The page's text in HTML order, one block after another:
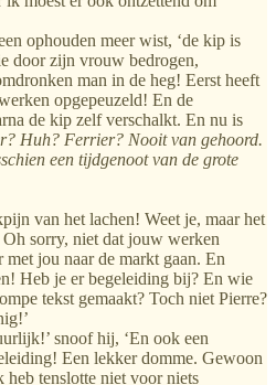
ophouden meer wist, ‘de kip is
door zijn vrouw bedrogen,
man in de heg! Eerst heeft
opgepeuzeld! En de
de kip zelf verschalkt. En nu is
Huh? Ferrier? Nooit van gehoord.
een tijdgenoot van de grote
van het lachen! Weet je, maar het
sorry, niet dat jouw werken
jou naar de markt gaan. En
Heb je er begeleiding bij? En wie
tekst gemaakt? Toch niet Pierre?
snoof hij, ‘En ook een
Een lekker domme. Gewoon
heb tenslotte niet voor niets